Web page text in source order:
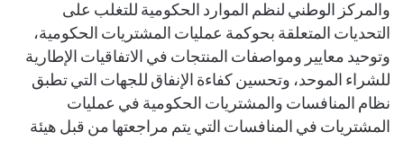
والمركز الوطني لنظم الموارد الحكومية للتغلب على
التحديات المتعلقة بحوكمة عمليات المشتريات الحكومية،
وتوحيد معايير ومواصفات المنتجات في الاتفاقيات الإطارية
للشراء الموحد، وتحسين كفاءة الإنفاق للجهات التي تطبق
نظام المنافسات والمشتريات الحكومية في عمليات
المشتريات في المنافسات التي يتم مراجعتها من قبل هيئة